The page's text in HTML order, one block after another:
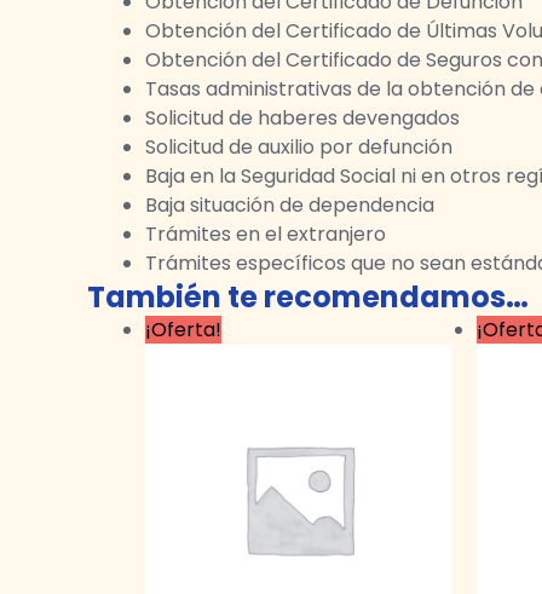
Obtención del Certificado de Últimas
Obtención del Certificado de Seguros
Tasas administrativas de la obtención
Solicitud de haberes devengados
Solicitud de auxilio por defunción
Baja en la Seguridad Social ni en otros
Baja situación de dependencia
Trámites en el extranjero
Trámites específicos que no sean
También te recomendamos…
¡Oferta!